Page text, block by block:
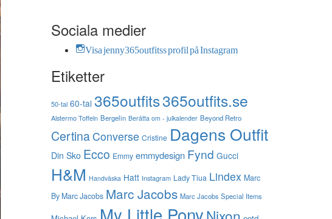
Sociala medier
Visa jenny365outfitss profil på Instagram
Etiketter
50-tal 60-tal 365outfits365outfits.se
Alstermo Toffeln Bergelin Berätta om - julkalender Beyond Retro
CertinaConverse Cristine Dagens Outfit
Din Sko Ecco Emmy emmydesign Fynd Gucci
H&M Handväska Hatt Instagram Lady Tiua Lindex Marc
By Marc Jacobs Marc Jacobs Marc Jacobs Special Items
My Little Pony